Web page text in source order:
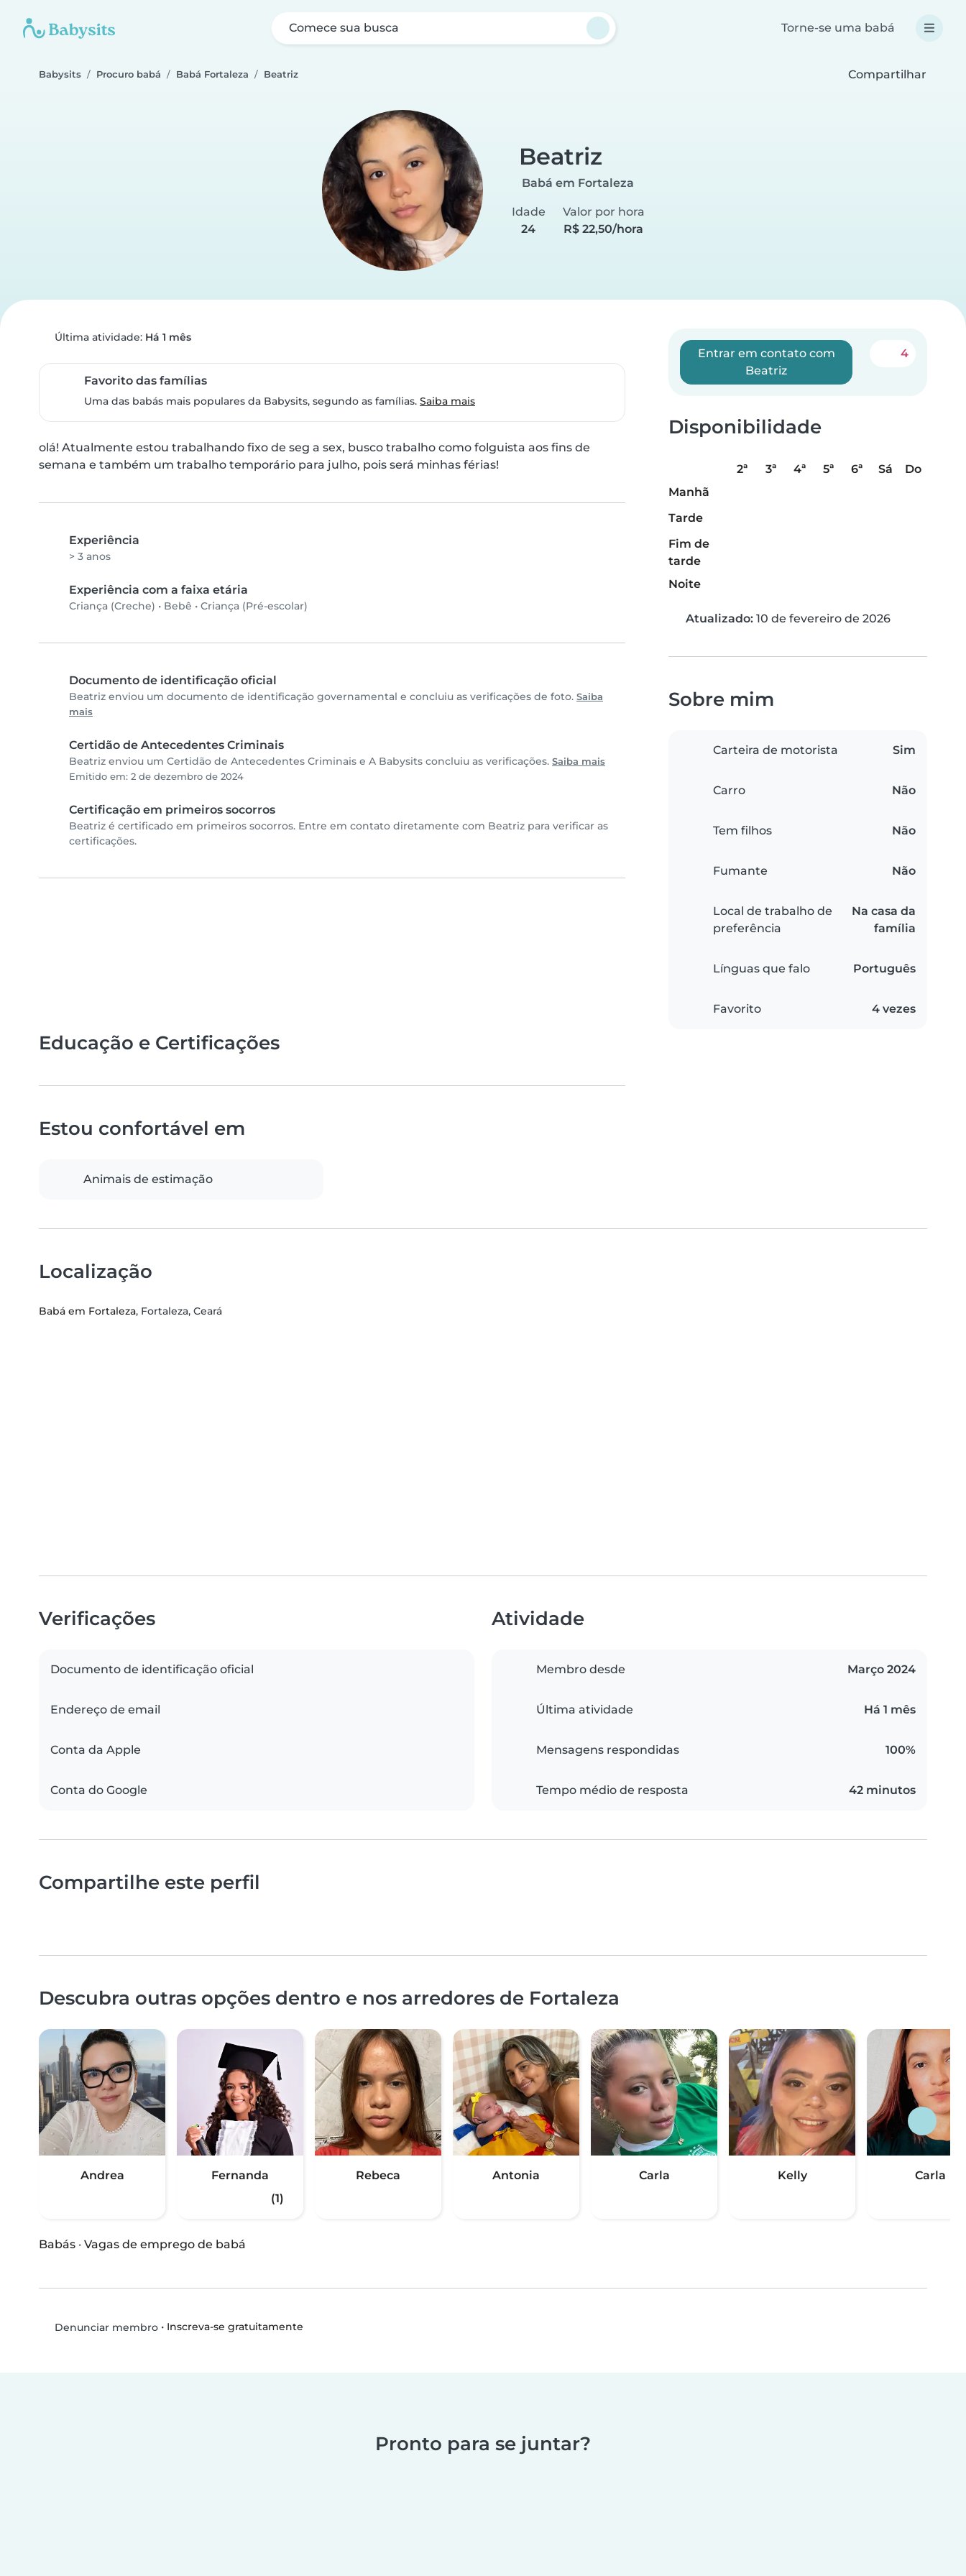
Comece sua busca Torne-se uma babá
Babysits Procuro babá Babá Fortaleza Beatriz Compartilhar
Beatriz
Babá em Fortaleza
Idade
24
Valor por hora
R$ 22,50/hora
Última atividade: Há 1 mês
Favorito das famílias
Uma das babás mais populares da Babysits, segundo as famílias. Saiba mais
olá! Atualmente estou trabalhando fixo de seg a sex, busco trabalho como folguista aos fins de
semana e também um trabalho temporário para julho, pois será minhas férias!
Experiência
> 3 anos
Experiência com a faixa etária
Criança (Creche) • Bebê • Criança (Pré-escolar)
Documento de identificação oficial
Beatriz enviou um documento de identificação governamental e concluiu as verificações de foto. Saiba
mais
Certidão de Antecedentes Criminais
Beatriz enviou um Certidão de Antecedentes Criminais e A Babysits concluiu as verificações. Saiba mais
Emitido em: 2 de dezembro de 2024
Certificação em primeiros socorros
Beatriz é certificado em primeiros socorros. Entre em contato diretamente com Beatriz para verificar as
certificações.
Entrar em contato com
Beatriz
4
Disponibilidade
2ª 3ª 4ª 5ª 6ª Sá
Do
Manhã
Tarde
Fim de
tarde
Noite
Atualizado: 10 de fevereiro de 2026
Sobre mim
Carteira de motorista Sim
Carro Não
Tem filhos Não
Fumante Não
Local de trabalho de
preferência
Na casa da
família
Línguas que falo Português
Favorito 4 vezes
Educação e Certificações
Estou confortável em
Animais de estimação
Localização
Babá em Fortaleza, Fortaleza, Ceará
Verificações
Documento de identificação oficial
Endereço de email
Conta da Apple
Conta do Google
Atividade
Membro desde Março 2024
Última atividade Há 1 mês
Mensagens respondidas 100%
Tempo médio de resposta 42 minutos
Compartilhe este perfil
Descubra outras opções dentro e nos arredores de Fortaleza
Andrea
Fernanda
(1)
Rebeca Antonia Carla Kelly Carla
Babás · Vagas de emprego de babá
Denunciar membro• Inscreva-se gratuitamente
Pronto para se juntar?